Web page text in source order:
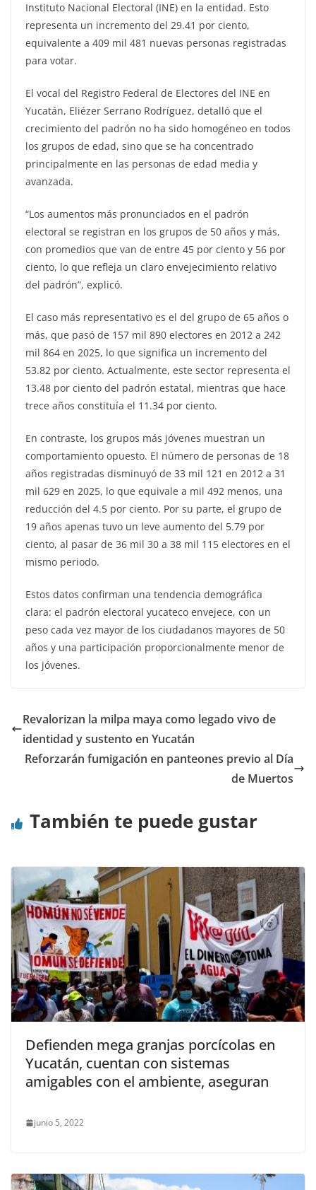
Instituto Nacional Electoral (INE) en la entidad. Esto
representa un incremento del 29.41 por ciento,
equivalente a 409 mil 481 nuevas personas registradas
para votar.
El vocal del Registro Federal de Electores del INE en
Yucatán, Eliézer Serrano Rodríguez, detalló que el
crecimiento del padrón no ha sido homogéneo en todos
los grupos de edad, sino que se ha concentrado
principalmente en las personas de edad media y
avanzada.
“Los aumentos más pronunciados en el padrón
electoral se registran en los grupos de 50 años y más,
con promedios que van de entre 45 por ciento y 56 por
ciento, lo que refleja un claro envejecimiento relativo
del padrón”, explicó.
El caso más representativo es el del grupo de 65 años o
más, que pasó de 157 mil 890 electores en 2012 a 242
mil 864 en 2025, lo que significa un incremento del
53.82 por ciento. Actualmente, este sector representa el
13.48 por ciento del padrón estatal, mientras que hace
trece años constituía el 11.34 por ciento.
En contraste, los grupos más jóvenes muestran un
comportamiento opuesto. El número de personas de 18
años registradas disminuyó de 33 mil 121 en 2012 a 31
mil 629 en 2025, lo que equivale a mil 492 menos, una
reducción del 4.5 por ciento. Por su parte, el grupo de
19 años apenas tuvo un leve aumento del 5.79 por
ciento, al pasar de 36 mil 30 a 38 mil 115 electores en el
mismo periodo.
Estos datos confirman una tendencia demográfica
clara: el padrón electoral yucateco envejece, con un
peso cada vez mayor de los ciudadanos mayores de 50
años y una participación proporcionalmente menor de
los jóvenes.
Revalorizan la milpa maya como legado vivo de
identidad y sustento en Yucatán
Reforzarán fumigación en panteones previo al Día
de Muertos
También te puede gustar
Defienden mega granjas porcícolas en
Yucatán, cuentan con sistemas
amigables con el ambiente, aseguran
junio 5, 2022